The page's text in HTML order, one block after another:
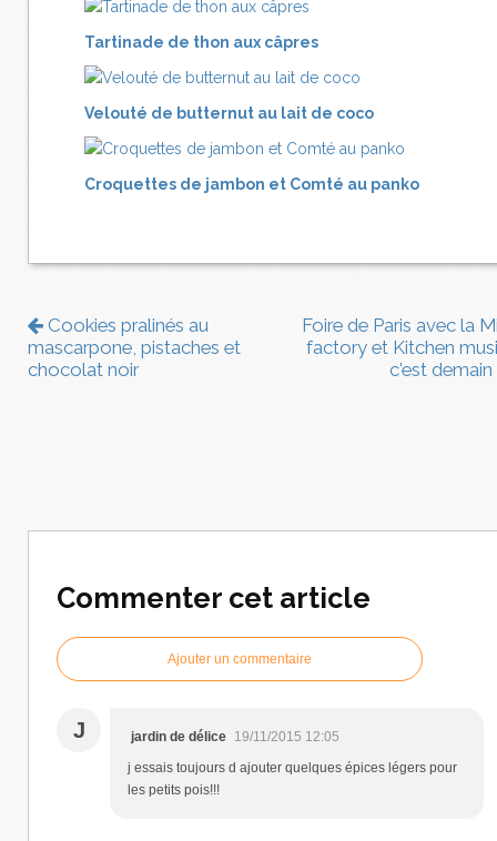
Tartinade de thon aux câpres
Velouté de butternut au lait de coco
Croquettes de jambon et Comté au panko
Cookies pralinés au
mascarpone, pistaches et
chocolat noir
Foire de Paris avec la
factory et Kitchen
c'est demain
Commenter cet article
Ajouter un commentaire
J jardin de délice 19/11/2015 12:05
j essais toujours d ajouter quelques épices légers pour
les petits pois!!!